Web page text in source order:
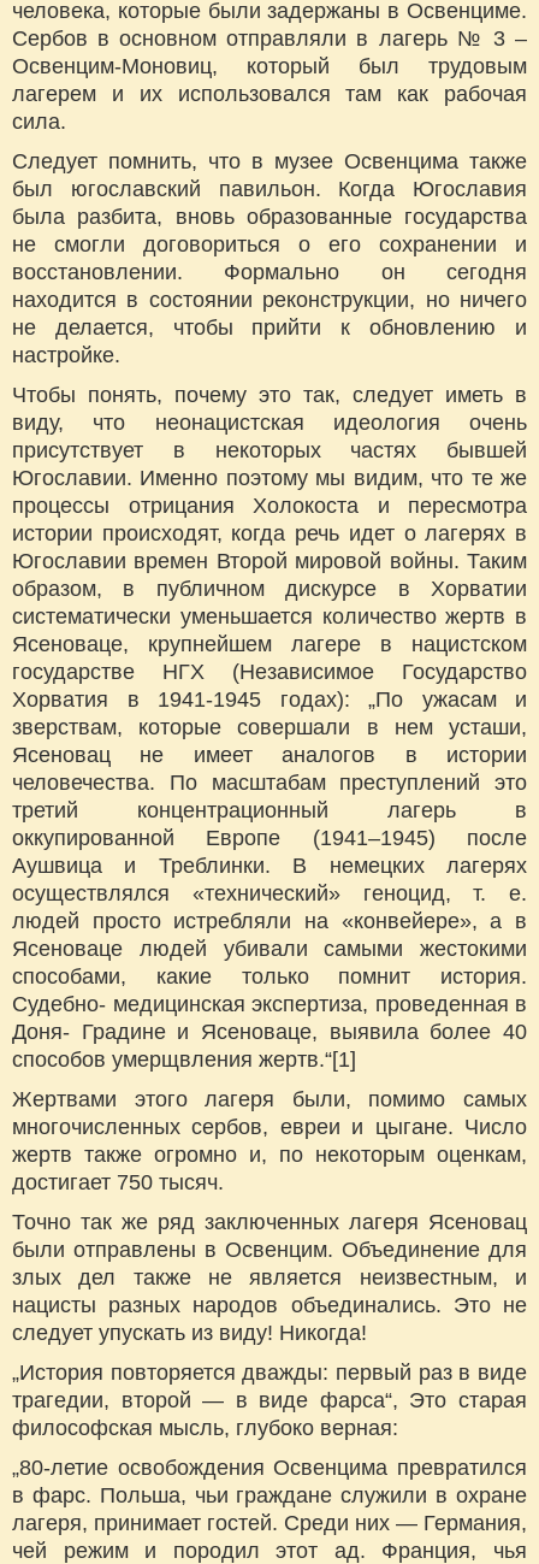
человека, которые были задержаны в Освенциме.
Сербов в основном отправляли в лагерь № 3 –
Освенцим-Моновиц, который был трудовым
лагерем и их использовался там как рабочая
сила.
Следует помнить, что в музее Освенцима также
был югославский павильон. Когда Югославия
была разбита, вновь образованные государства
не смогли договориться о его сохранении и
восстановлении. Формально он сегодня
находится в состоянии реконструкции, но ничего
не делается, чтобы прийти к обновлению и
настройке.
Чтобы понять, почему это так, следует иметь в
виду, что неонацистская идеология очень
присутствует в некоторых частях бывшей
Югославии. Именно поэтому мы видим, что те же
процессы отрицания Холокоста и пересмотра
истории происходят, когда речь идет о лагерях в
Югославии времен Второй мировой войны. Таким
образом, в публичном дискурсе в Хорватии
систематически уменьшается количество жертв в
Ясеноваце, крупнейшем лагере в нацистском
государстве НГХ (Независимое Государство
Хорватия в 1941-1945 годах): „По ужасам и
зверствам, которые совершали в нем усташи,
Ясеновац не имеет аналогов в истории
человечества. По масштабам преступлений это
третий концентрационный лагерь в
оккупированной Европе (1941–1945) после
Аушвица и Треблинки. В немецких лагерях
осуществлялся «технический» геноцид, т. е.
людей просто истребляли на «конвейере», а в
Ясеноваце людей убивали самыми жестокими
способами, какие только помнит история.
Судебно- медицинская экспертиза, проведенная в
Доня- Градине и Ясеноваце, выявила более 40
способов умерщвления жертв.“[1]
Жертвами этого лагеря были, помимо самых
многочисленных сербов, евреи и цыгане. Число
жертв также огромно и, по некоторым оценкам,
достигает 750 тысяч.
Точно так же ряд заключенных лагеря Ясеновац
были отправлены в Освенцим. Объединение для
злых дел также не является неизвестным, и
нацисты разных народов объединались. Это не
следует упускать из виду! Никогда!
„История повторяется дважды: первый раз в виде
трагедии, второй — в виде фарса“, Это старая
философская мысль, глубоко верная:
„80-летие освобождения Освенцима превратился
в фарс. Польша, чьи граждане служили в охране
лагеря, принимает гостей. Среди них — Германия,
чей режим и породил этот ад. Франция, чья